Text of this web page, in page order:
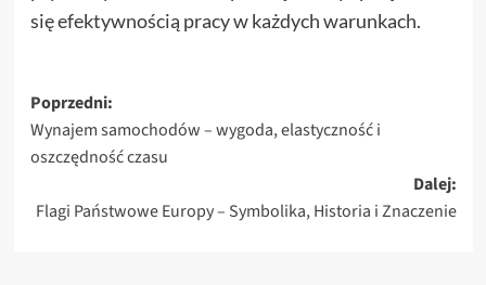
się efektywnością pracy w każdych warunkach.
Zobacz
wpisy
Poprzedni:
Wynajem samochodów – wygoda, elastyczność i
oszczędność czasu
Dalej:
Flagi Państwowe Europy – Symbolika, Historia i Znaczenie